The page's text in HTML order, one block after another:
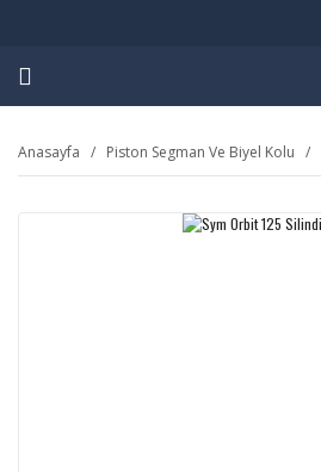
Anasayfa Piston Segman Ve Biyel Kolu